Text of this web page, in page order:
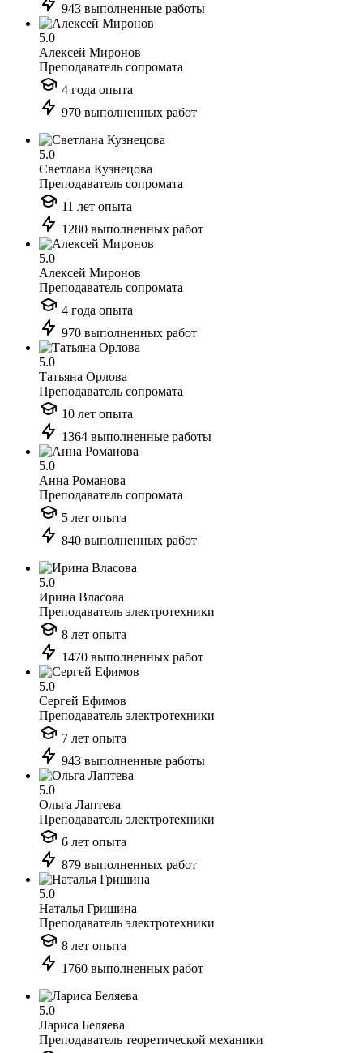
943 выполненные работы
5.0
Алексей Миронов
Преподаватель сопромата
4 года опыта
970 выполненных работ
5.0
Светлана Кузнецова
Преподаватель сопромата
11 лет опыта
1280 выполненных работ
5.0
Алексей Миронов
Преподаватель сопромата
4 года опыта
970 выполненных работ
5.0
Татьяна Орлова
Преподаватель сопромата
10 лет опыта
1364 выполненные работы
5.0
Анна Романова
Преподаватель сопромата
5 лет опыта
840 выполненных работ
5.0
Ирина Власова
Преподаватель электротехники
8 лет опыта
1470 выполненных работ
5.0
Сергей Ефимов
Преподаватель электротехники
7 лет опыта
943 выполненные работы
5.0
Ольга Лаптева
Преподаватель электротехники
6 лет опыта
879 выполненных работ
5.0
Наталья Гришина
Преподаватель электротехники
8 лет опыта
1760 выполненных работ
5.0
Лариса Беляева
Преподаватель теоретической механики